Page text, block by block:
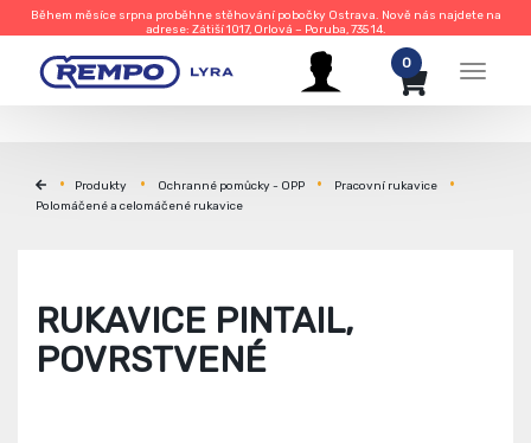
Během měsíce srpna proběhne stěhování pobočky Ostrava. Nově nás najdete na
adrese: Zátiší 1017, Orlová – Poruba, 735 14.
Menu
0
Produkty Ochranné pomůcky - OPP
Pracovní rukavice
Polomáčené a celomáčené rukavice
RUKAVICE PINTAIL,
POVRSTVENÉ